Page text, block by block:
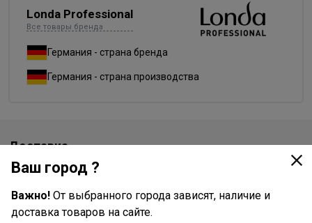
Londa Professional
Все товары бренда
Германия - страна бренда
Германия - страна производства
Доставка
Стоимость и способы доставки будут доступны при
оформлении заказа.
Ваш город ?
Важно! От выбранного города зависят, наличие и
доставка товаров на сайте.